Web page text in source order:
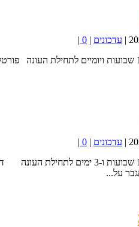
| עדכונים |
0
|
| עדכונים |
0
|
על...